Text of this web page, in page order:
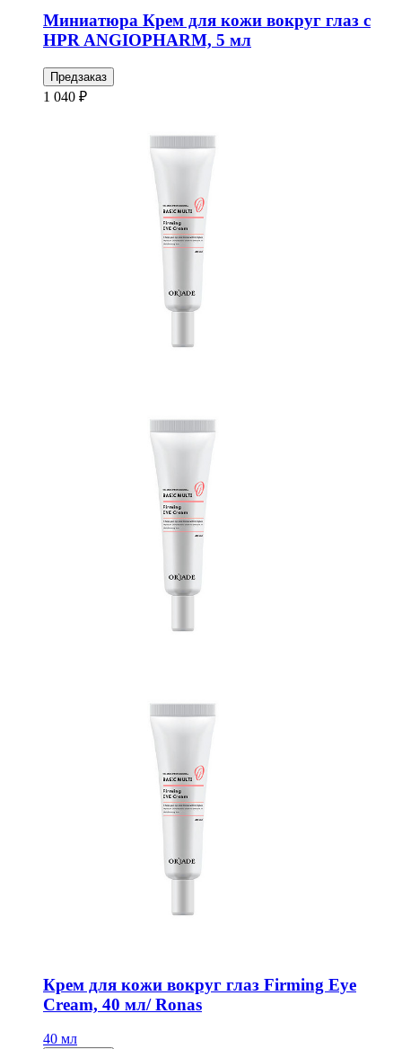
Миниатюра Крем для кожи вокруг глаз с
HPR ANGIOPHARM, 5 мл
Предзаказ
1 040 ₽
Крем для кожи вокруг глаз Firming Eye
Cream, 40 мл/ Ronas
40 мл